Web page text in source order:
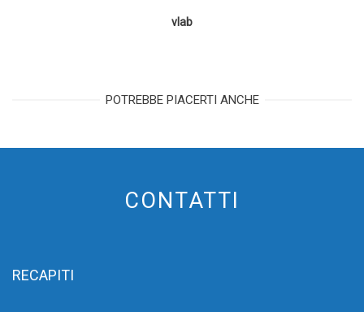
vlab
POTREBBE PIACERTI ANCHE
CONTATTI
RECAPITI